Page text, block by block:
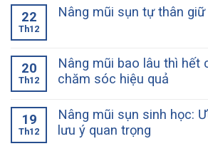
22
Th12
Nâng mũi sụn tự thân
20
Th12
Nâng mũi bao lâu thì hết
chăm sóc hiệu quả
19
Th12
Nâng mũi sụn sinh học:
lưu ý quan trọng